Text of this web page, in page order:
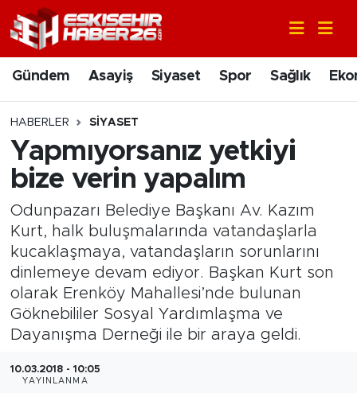
Gündem Asayiş Siyaset Spor Sağlık
HABERLER SIYASET
Yapmıyorsanız yetkiyi
bize verin yapalım
Odunpazarı Belediye Başkanı Av. Kazım
Kurt, halk buluşmalarında vatandaşlarla
kucaklaşmaya, vatandaşların sorunlarını
dinlemeye devam ediyor. Başkan Kurt son
olarak Erenköy Mahallesi’nde bulunan
Göknebililer Sosyal Yardımlaşma ve
Dayanışma Derneği ile bir araya geldi.
10.03.2018 - 10:05
YAYINLANMA
Gündem
Asayiş
Spor
Sağlık
Ekonomi
Sanat
Bölge
Nöbetçi Eczaneler
Hava Durumu
Süper Lig Puan Durumu ve Fikstür
Tüm Manşetler
Son Dakika Haberleri
Haber Arşivi